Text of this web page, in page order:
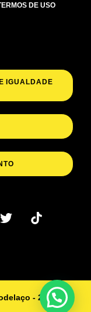
DE USO
IGUALDADE
- 2023